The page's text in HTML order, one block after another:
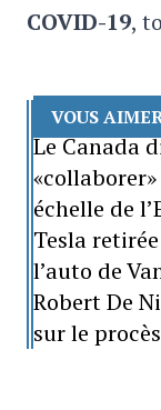
COVID-19,
VOUS
Le Canada
échelle de
Tesla
l’auto de
Robert De
sur le